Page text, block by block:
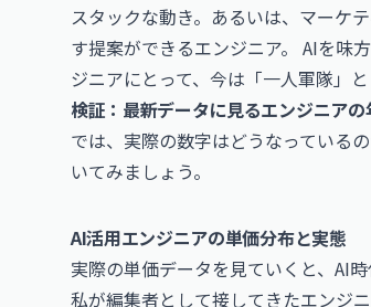
スタックな動き。あるいは、マーケ
す提案ができるエンジニア。 AIを味
ジニアにとって、今は「一人軍隊」
検証：最新データに見るエンジニアの
では、実際の数字はどうなっている
いてみましょう。
AI活用エンジニアの単価分布と実態
実際の単価データを見ていくと、AI
私が編集者として接してきたエンジ